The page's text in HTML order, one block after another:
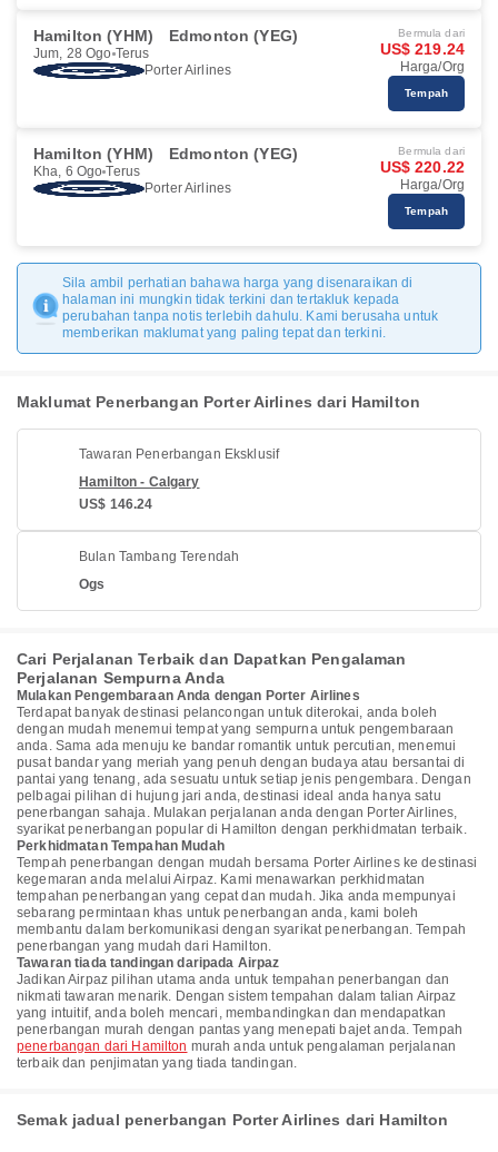
Hamilton (YHM) Edmonton (YEG)
Jum, 28 Ogo Terus
Porter Airlines
Bermula dari
US$ 219.24
Harga/Org
Tempah
Hamilton (YHM) Edmonton (YEG)
Kha, 6 Ogo Terus
Porter Airlines
Bermula dari
US$ 220.22
Harga/Org
Tempah
Sila ambil perhatian bahawa harga yang disenaraikan di
halaman ini mungkin tidak terkini dan tertakluk kepada
perubahan tanpa notis terlebih dahulu. Kami berusaha untuk
memberikan maklumat yang paling tepat dan terkini.
Maklumat Penerbangan Porter Airlines dari Hamilton
Tawaran Penerbangan Eksklusif
Hamilton - Calgary
US$ 146.24
Bulan Tambang Terendah
Ogs
Cari Perjalanan Terbaik dan Dapatkan Pengalaman
Perjalanan Sempurna Anda
Mulakan Pengembaraan Anda dengan Porter Airlines
Terdapat banyak destinasi pelancongan untuk diterokai, anda boleh
dengan mudah menemui tempat yang sempurna untuk pengembaraan
anda. Sama ada menuju ke bandar romantik untuk percutian, menemui
pusat bandar yang meriah yang penuh dengan budaya atau bersantai di
pantai yang tenang, ada sesuatu untuk setiap jenis pengembara. Dengan
pelbagai pilihan di hujung jari anda, destinasi ideal anda hanya satu
penerbangan sahaja. Mulakan perjalanan anda dengan Porter Airlines,
syarikat penerbangan popular di Hamilton dengan perkhidmatan terbaik.
Perkhidmatan Tempahan Mudah
Tempah penerbangan dengan mudah bersama Porter Airlines ke destinasi
kegemaran anda melalui Airpaz. Kami menawarkan perkhidmatan
tempahan penerbangan yang cepat dan mudah. Jika anda mempunyai
sebarang permintaan khas untuk penerbangan anda, kami boleh
membantu dalam berkomunikasi dengan syarikat penerbangan. Tempah
penerbangan yang mudah dari Hamilton.
Tawaran tiada tandingan daripada Airpaz
Jadikan Airpaz pilihan utama anda untuk tempahan penerbangan dan
nikmati tawaran menarik. Dengan sistem tempahan dalam talian Airpaz
yang intuitif, anda boleh mencari, membandingkan dan mendapatkan
penerbangan murah dengan pantas yang menepati bajet anda. Tempah
penerbangan dari Hamilton murah anda untuk pengalaman perjalanan
terbaik dan penjimatan yang tiada tandingan.
Semak jadual penerbangan Porter Airlines dari Hamilton